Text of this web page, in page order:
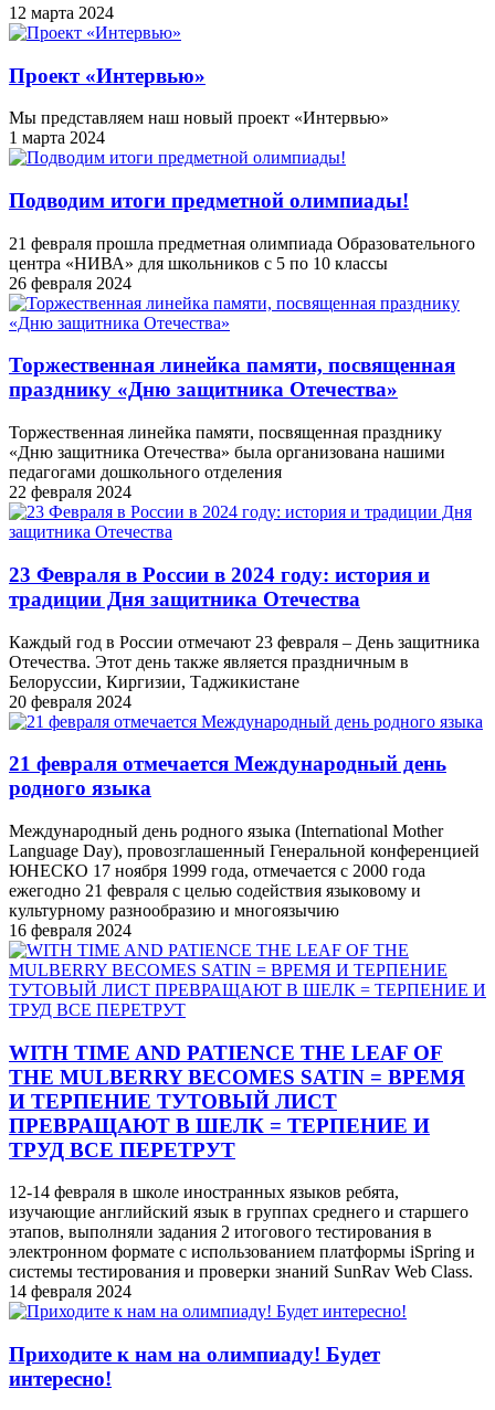
12 марта 2024
Проект «Интервью»
Мы представляем наш новый проект «Интервью»
1 марта 2024
Подводим итоги предметной олимпиады!
21 февраля прошла предметная олимпиада Образовательного
центра «НИВА» для школьников с 5 по 10 классы
26 февраля 2024
Торжественная линейка памяти, посвященная
празднику «Дню защитника Отечества»
Торжественная линейка памяти, посвященная празднику
«Дню защитника Отечества» была организована нашими
педагогами дошкольного отделения
22 февраля 2024
23 Февраля в России в 2024 году: история и
традиции Дня защитника Отечества
Каждый год в России отмечают 23 февраля – День защитника
Отечества. Этот день также является праздничным в
Белоруссии, Киргизии, Таджикистане
20 февраля 2024
21 февраля отмечается Международный день
родного языка
Международный день родного языка (International Mother
Language Day), провозглашенный Генеральной конференцией
ЮНЕСКО 17 ноября 1999 года, отмечается с 2000 года
ежегодно 21 февраля с целью содействия языковому и
культурному разнообразию и многоязычию
16 февраля 2024
WITH TIME AND PATIENCE THE LEAF OF
THE MULBERRY BECOMES SATIN = ВРЕМЯ
И ТЕРПЕНИЕ ТУТОВЫЙ ЛИСТ
ПРЕВРАЩАЮТ В ШЕЛК = ТЕРПЕНИЕ И
ТРУД ВСЕ ПЕРЕТРУТ
12-14 февраля в школе иностранных языков ребята,
изучающие английский язык в группах среднего и старшего
этапов, выполняли задания 2 итогового тестирования в
электронном формате с использованием платформы iSpring и
системы тестирования и проверки знаний SunRav Web Class.
14 февраля 2024
Приходите к нам на олимпиаду! Будет
интересно!